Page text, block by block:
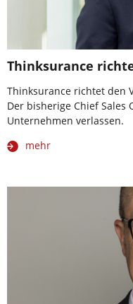
Thinksurance
Thinksurance richtet den
Der bisherige Chief Sales
Unternehmen verlassen.
mehr